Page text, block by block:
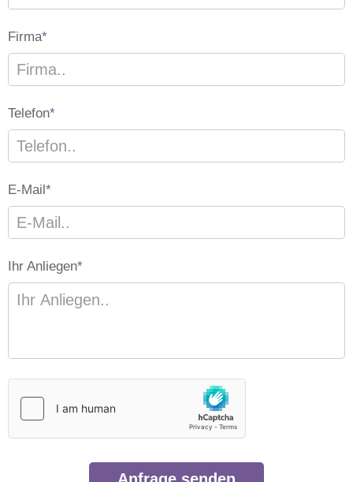
Firma*
Telefon*
E-Mail*
Ihr Anliegen*